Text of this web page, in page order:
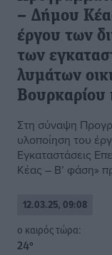
– Δήμου
έργου των
των
λυμάτων
Βουρκαρίου
Στη σύναψη
υλοποίηση του
Εγκαταστάσεις
Κέας – Β’ φάση»
12.03.25, 09:08
o καιρός τώρα:
24°